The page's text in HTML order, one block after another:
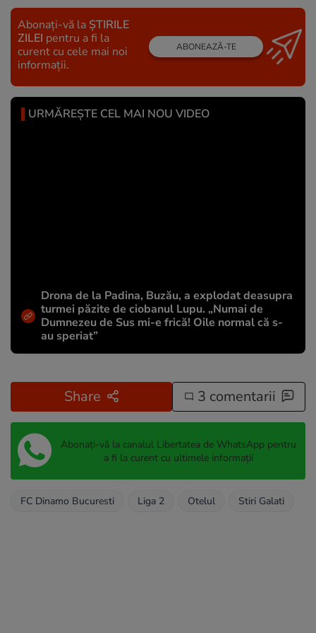
Abonați-vă la ȘTIRILE
ZILEI pentru a fi la
curent cu cele mai noi
informații.
ABONEAZĂ-TE
URMĂREȘTE CEL MAI NOU VIDEO
Drona de la Padina, Buzău, a explodat deasupra
turmei păzite de ciobanul Lupu. „Numai de
Dumnezeu de Sus mi-e frică! Oile normal că s-
au speriat”
Share 3 comentarii
Abonați-vă la canalul Libertatea de WhatsApp pentru
a fi la curent cu ultimele informații
FC Dinamo Bucuresti Liga 2 Otelul Stiri Galati